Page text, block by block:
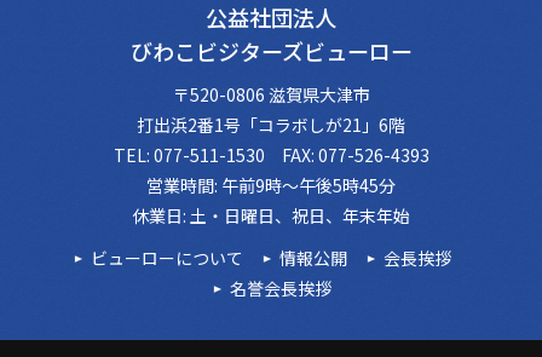
公益社団法人
びわこビジターズビューロー
〒520-0806 滋賀県大津市
打出浜2番1号「コラボしが21」6階
TEL: 077-511-1530 FAX: 077-526-4393
営業時間: 午前9時～午後5時45分
休業日: 土・日曜日、祝日、年末年始
ビューローについて
情報公開
会長挨拶
名誉会長挨拶